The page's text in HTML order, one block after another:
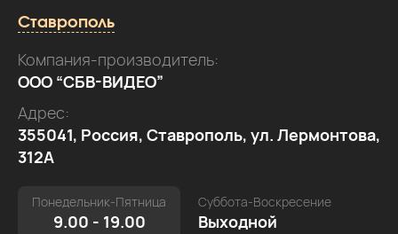
Ставрополь
Компания-производитель:
ООО “СБВ-ВИДЕО”
Адрес:
355041, Россия, Ставрополь, ул. Лермонтова,
312А
Понедельник-Пятница
9.00 - 19.00
Суббота-Воскресение
Выходной